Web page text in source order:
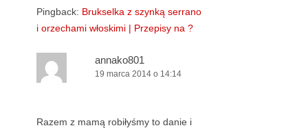
Pingback: Brukselka z szynką serrano
i orzechami włoskimi | Przepisy na ?
annako801
19 marca 2014 o 14:14
Razem z mamą robiłyśmy to danie i